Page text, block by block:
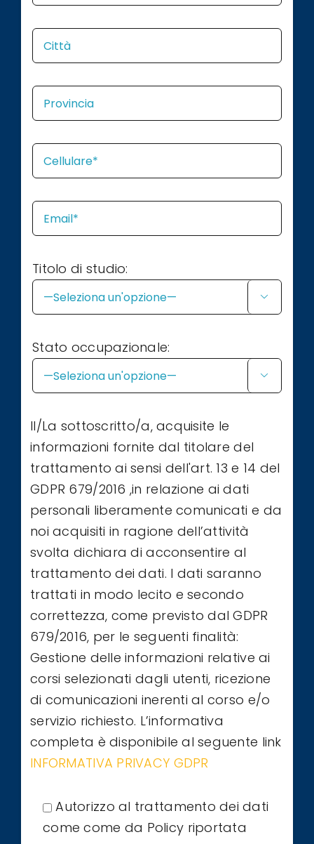
Titolo di studio:

Stato occupazionale:

Il/La sottoscritto/a, acquisite le
informazioni fornite dal titolare del
trattamento ai sensi dell'art. 13 e 14 del
GDPR 679/2016 ,in relazione ai dati
personali liberamente comunicati e da
noi acquisiti in ragione dell’attività
svolta dichiara di acconsentire al
trattamento dei dati. I dati saranno
trattati in modo lecito e secondo
correttezza, come previsto dal GDPR
679/2016, per le seguenti finalità:
Gestione delle informazioni relative ai
corsi selezionati dagli utenti, ricezione
di comunicazioni inerenti al corso e/o
servizio richiesto. L’informativa
completa è disponibile al seguente link
INFORMATIVA PRIVACY GDPR
Autorizzo al trattamento dei dati
come come da Policy riportata